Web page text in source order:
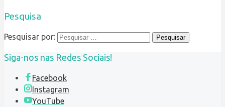
Pesquisa
Pesquisar por:
Siga-nos nas Redes Sociais!
Facebook
Instagram
YouTube